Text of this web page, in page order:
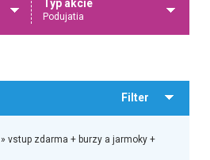
Typ akcie
Podujatia
Filter
» vstup zdarma + burzy a jarmoky +